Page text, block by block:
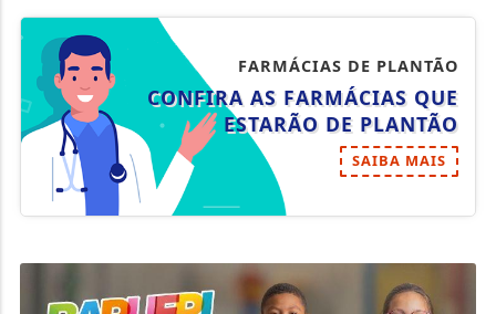
FARMÁCIAS DE PLANTÃO
CONFIRA AS FARMÁCIAS QUE
ESTARÃO DE PLANTÃO
SAIBA MAIS